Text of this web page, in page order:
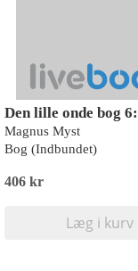
Magnus Myst
Bog (Indbundet)
406 kr
Læg i kurv